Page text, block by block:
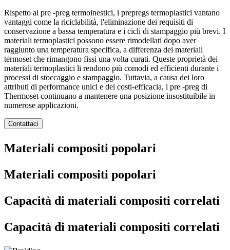
Rispetto ai pre -preg termoinestici, i prepregs termoplastici vantano
vantaggi come la riciclabilità, l'eliminazione dei requisiti di
conservazione a bassa temperatura e i cicli di stampaggio più brevi. I
materiali termoplastici possono essere rimodellati dopo aver
raggiunto una temperatura specifica, a differenza dei materiali
termoset che rimangono fissi una volta curati. Queste proprietà dei
materiali termoplastici li rendono più comodi ed efficienti durante i
processi di stoccaggio e stampaggio. Tuttavia, a causa dei loro
attributi di performance unici e dei costi-efficacia, i pre -preg di
Thermoset continuano a mantenere una posizione insostituibile in
numerose applicazioni.
Contattaci
Materiali compositi popolari
Materiali compositi popolari
Capacità di materiali compositi correlati
Capacità di materiali compositi correlati